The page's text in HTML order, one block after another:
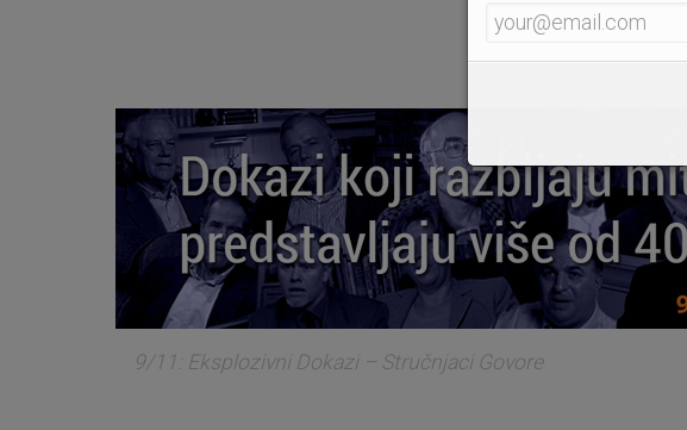
9/11: Eksplozivni Dokazi – Stručnjaci Govore